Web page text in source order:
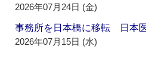
2026年07月24日 (金)
事務所を日本橋に移転 日本
2026年07月15日 (水)